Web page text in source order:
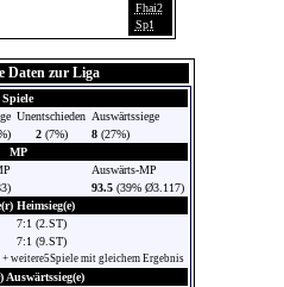
Fhai2
Sp1
Daten zur Liga
Spiele
Unentschieden Auswärtssiege
2(7%) 8(27%)
MP
Auswärts-MP
93.5(39% Ø3.117)
Heimsieg(e)
7:1 (2.ST)
7:1 (9.ST)
+ weitere5Spiele mit gleichem Ergebnis
Auswärtssieg(e)